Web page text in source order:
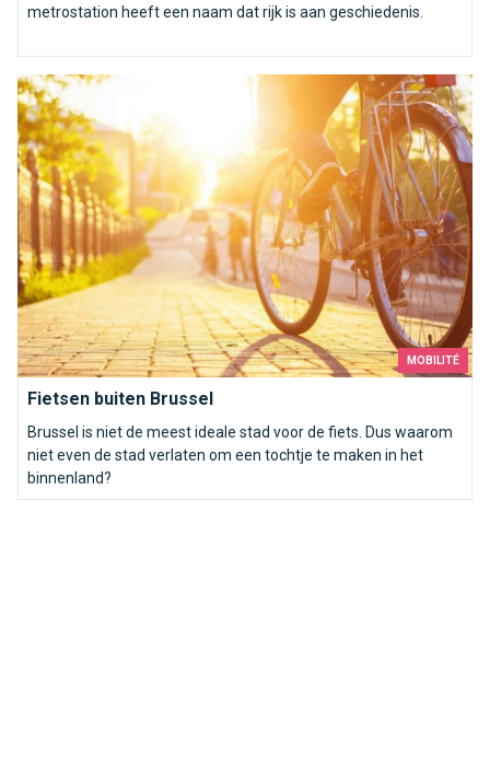
metrostation heeft een naam dat rijk is aan geschiedenis.
MOBILITÉ
Fietsen buiten Brussel
Brussel is niet de meest ideale stad voor de fiets. Dus waarom
niet even de stad verlaten om een tochtje te maken in het
binnenland?
Fietsen buiten Brussel